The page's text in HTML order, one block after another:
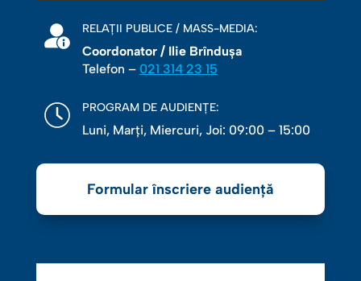
RELAȚII PUBLICE / MASS-MEDIA:
Coordonator / Ilie Brîndușa
Telefon – 021 314 23 15
PROGRAM DE AUDIENȚE:
Luni, Marţi, Miercuri, Joi: 09:00 – 15:00
Formular înscriere audiență